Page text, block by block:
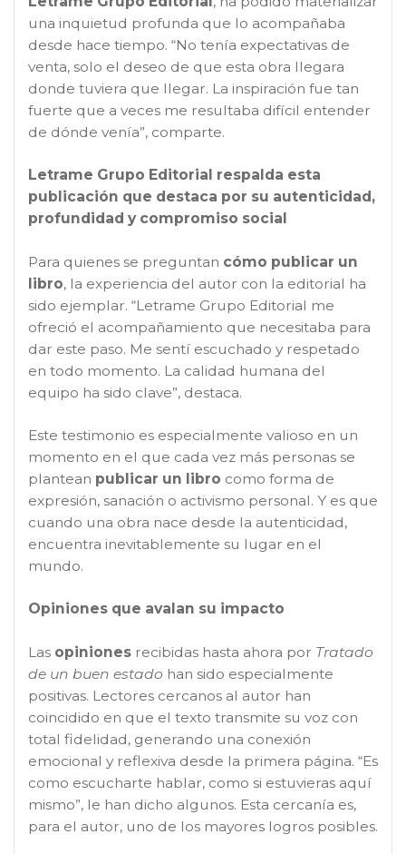
una inquietud profunda que lo acompañaba
desde hace tiempo. “No tenía expectativas de
venta, solo el deseo de que esta obra llegara
donde tuviera que llegar. La inspiración fue tan
fuerte que a veces me resultaba difícil entender
de dónde venía”, comparte.
Letrame Grupo Editorial respalda esta
publicación que destaca por su autenticidad,
profundidad y compromiso social
Para quienes se preguntan cómo publicar un
libro, la experiencia del autor con la editorial ha
sido ejemplar. “Letrame Grupo Editorial me
ofreció el acompañamiento que necesitaba para
dar este paso. Me sentí escuchado y respetado
en todo momento. La calidad humana del
equipo ha sido clave”, destaca.
Este testimonio es especialmente valioso en un
momento en el que cada vez más personas se
plantean publicar un libro como forma de
expresión, sanación o activismo personal. Y es que
cuando una obra nace desde la autenticidad,
encuentra inevitablemente su lugar en el
mundo.
Opiniones que avalan su impacto
Las opiniones recibidas hasta ahora por Tratado
de un buen estado han sido especialmente
positivas. Lectores cercanos al autor han
coincidido en que el texto transmite su voz con
total fidelidad, generando una conexión
emocional y reflexiva desde la primera página. “Es
como escucharte hablar, como si estuvieras aquí
mismo”, le han dicho algunos. Esta cercanía es,
para el autor, uno de los mayores logros posibles.